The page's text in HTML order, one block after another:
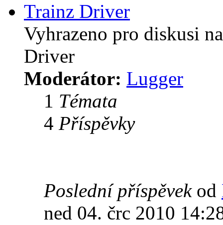
Trainz Driver
Vyhrazeno pro diskusi
Driver
Moderátor: Lugger
1 Témata
4 Příspěvky
Poslední příspěvekod
ned 04. črc 2010